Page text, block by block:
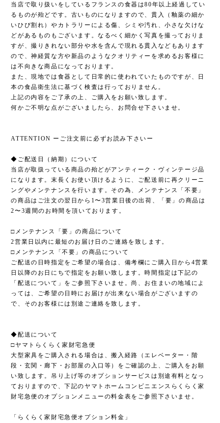
当店で取り扱いをしているフランスの食器は80年以上経過してい
るものが殆どです。古いものになりますので、貫入（釉薬の細か
いひび割れ）やカトラリーによる傷、シミや汚れ、小さな欠けな
どがあるものもございます。なるべく細かく写真を撮っておりま
すが、撮りきれない部分や水を含んで現れる貫入などもあります
ので、神経質な方や新品のようなクオリティーを求めるお客様に
は不向きな商品になっております。
また、現地では食器として日常的に使われていたものですが、日
本の食品衛生法に基づく検査は行っておりません。
上記の内容をご了承の上、ご購入をお願い致します。
何かご不明な点がございましたら、お問合せ下さいませ。
ATTENTION ーご注文前に必ずお読み下さいー
◆ご配送日（納期）について
当店が取扱っている商品の殆どがアンティーク・ヴィンテージ品
になります。末長くお使い頂けるように、ご配送前に再クリーニ
ングやメンテナンスを行います。その為、メンテナンス「不要」
の商品はご注文の翌日から1〜3営業日後の出荷、「要」の商品は
2〜3週間のお時間を頂いております。
□メンテナンス「要」の商品について
2営業日以内に最短のお届け日のご連絡を致します。
□メンテナンス「不要」の商品について
ご配送の日時指定をご希望の場合は、備考欄にご購入日から4営業
日以降のお日にちで指定をお願い致します。時間指定は下記の
「配送について」をご参照下さいませ。尚、お住まいの地域によ
っては、ご希望の日時にお届けが出来ない場合がございますの
で、そのお客様には別途ご連絡を致します。
◆配送について
□ヤマトらくらく家財宅急便
大型家具をご購入される場合は、搬入経路（エレベーター・階
段・玄関・廊下・お部屋の入口等）をご確認の上、ご購入をお願
い致します。吊り上げ等のオプションサービスは別途有料となっ
ておりますので、下記のヤマトホームコンビニエンスらくらく家
財宅急便のオプションメニューの料金表をご参照下さいませ。
「らくらく家財宅急便オプション料金」